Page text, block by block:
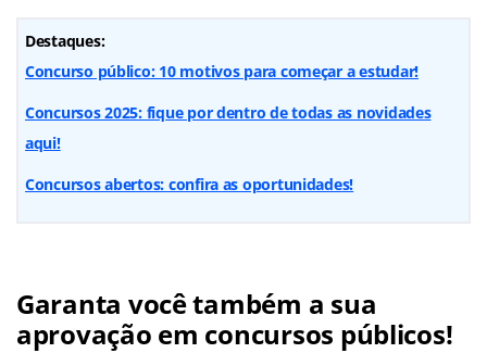
Destaques:
Concurso público: 10 motivos para começar a estudar!
Concursos 2025: fique por dentro de todas as novidades
aqui!
Concursos abertos: confira as oportunidades!
Garanta você também a sua
aprovação em concursos públicos!